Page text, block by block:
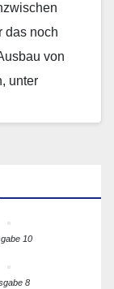
das noch
von
unter
10
8